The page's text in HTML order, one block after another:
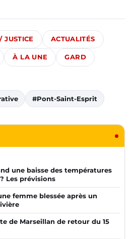
JUSTICE ACTUALITÉS
À LA UNE GARD
#Pont-Saint-Esprit
une baisse des températures
Les prévisions
femme blessée après un
de Marseillan de retour du 15